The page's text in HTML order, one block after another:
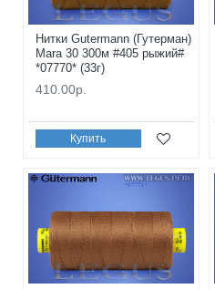
Нитки Gutermann (Гутерман)
Mara 30 300м #405 рыжий#
*07770* (33г)
410.00р.
Купить